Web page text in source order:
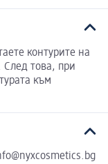
контурите на
След това, при
към